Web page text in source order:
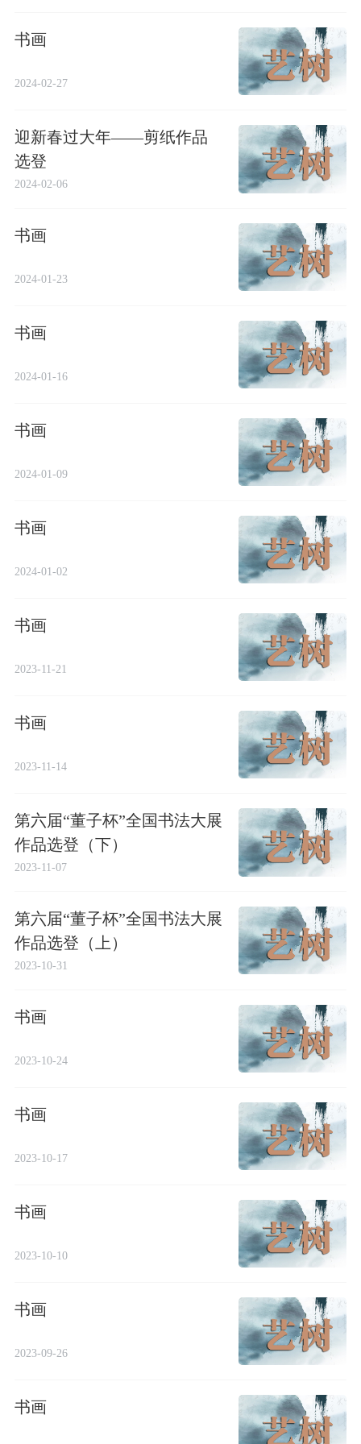
书画
2024-02-27
迎新春过大年——剪纸作品
选登
2024-02-06
书画
2024-01-23
书画
2024-01-16
书画
2024-01-09
书画
2024-01-02
书画
2023-11-21
书画
2023-11-14
第六届“董子杯”全国书法大展
作品选登（下）
2023-11-07
第六届“董子杯”全国书法大展
作品选登（上）
2023-10-31
书画
2023-10-24
书画
2023-10-17
书画
2023-10-10
书画
2023-09-26
书画